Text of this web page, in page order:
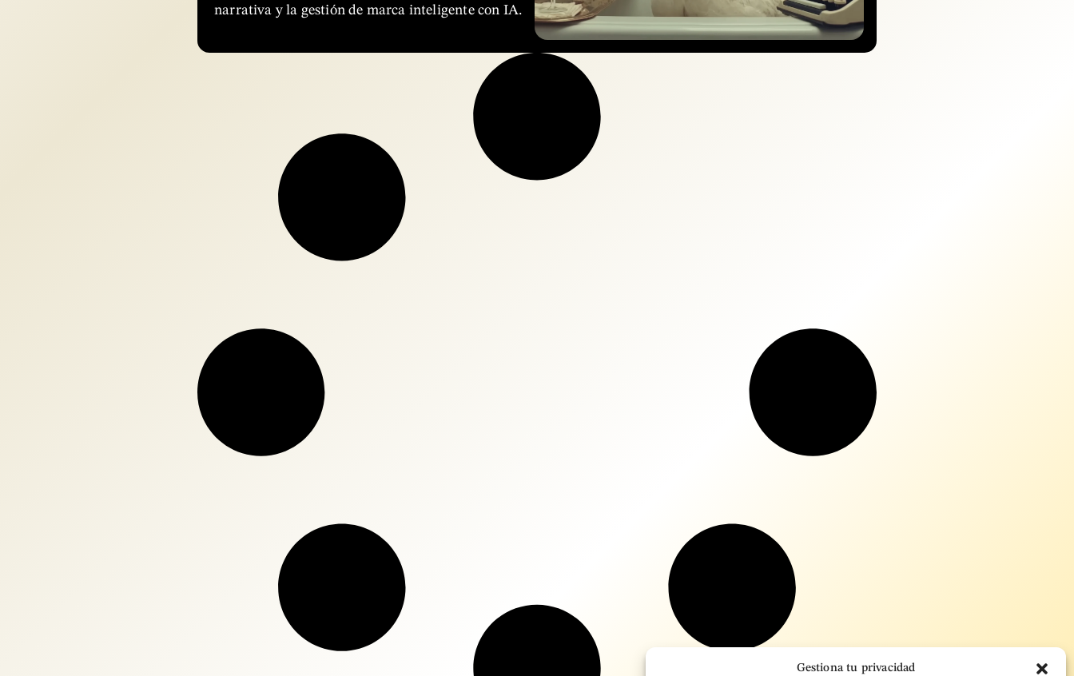
Gestiona tu privacidad
narrativa y la gestión de marca inteligente con IA.